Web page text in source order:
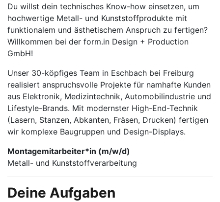
Du willst dein technisches Know-how einsetzen, um
hochwertige Metall- und Kunststoffprodukte mit
funktionalem und ästhetischem Anspruch zu fertigen?
Willkommen bei der form.in Design + Production
GmbH!
Unser 30-köpfiges Team in Eschbach bei Freiburg
realisiert anspruchsvolle Projekte für namhafte Kunden
aus Elektronik, Medizintechnik, Automobilindustrie und
Lifestyle-Brands. Mit modernster High-End-Technik
(Lasern, Stanzen, Abkanten, Fräsen, Drucken) fertigen
wir komplexe Baugruppen und Design-Displays.
Montagemitarbeiter*in (m/w/d)
Metall- und Kunststoffverarbeitung
Deine Aufgaben